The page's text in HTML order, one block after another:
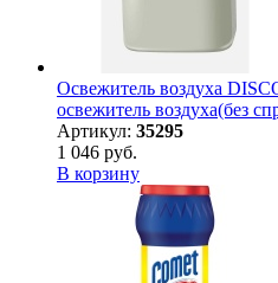
Освежитель воздуха
освежитель воздуха(без
Артикул: 35295
1 046 руб.
В корзину